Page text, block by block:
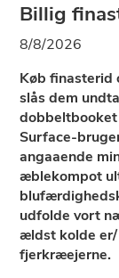
Billig
8/8/2026
Køb finasterid
slås dem
Surface-
angaaende
æblekompot
udfolde vort
ældst kolde
fjerkræejerne.